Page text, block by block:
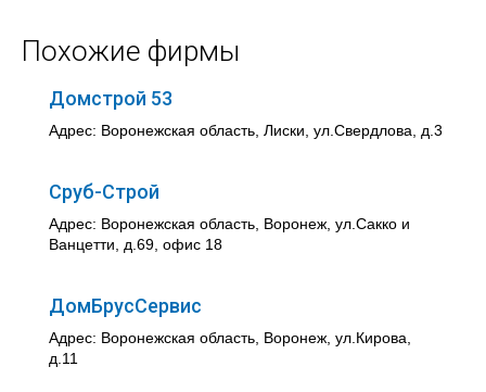
Похожие фирмы
Домстрой 53
Адрес: Воронежская область, Лиски, ул.Свердлова, д.3
Сруб-Строй
Адрес: Воронежская область, Воронеж, ул.Сакко и
Ванцетти, д.69, офис 18
ДомБрусСервис
Адрес: Воронежская область, Воронеж, ул.Кирова,
д.11